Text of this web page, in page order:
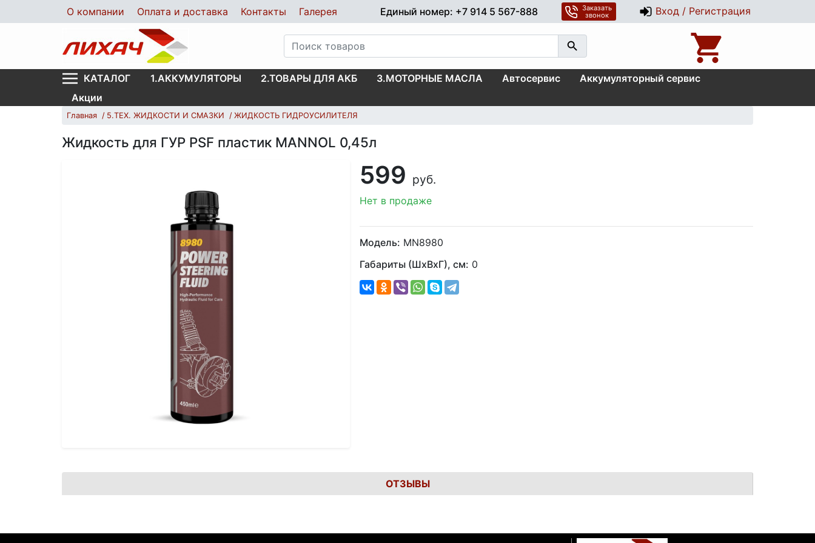
О компании Оплата и доставка Контакты Галерея Единый номер: +7 914 5 567-888
Заказать
звонок
Вход / Регистрация
КАТАЛОГ 1.АККУМУЛЯТОРЫ 2.ТОВАРЫ ДЛЯ АКБ 3.МОТОРНЫЕ МАСЛА Автосервис
Аккумуляторный сервис
Акции
Главная 5.ТЕХ. ЖИДКОСТИ И СМАЗКИ ЖИДКОСТЬ ГИДРОУСИЛИТЕЛЯ
Жидкость для ГУР PSF пластик MANNOL 0,45л
599 руб.
Нет в продаже
Модель: MN8980
Габариты (ШхВхГ), см: 0
ОТЗЫВЫ